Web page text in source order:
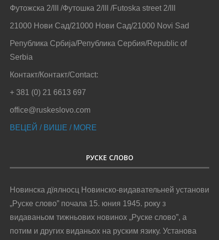
Футожска 2/III /Футошка 2/III /Futoska street 2/III
21000 Нови Сад/21000 Нови Сад/21000 Novi Sad
Република Србија/Република Сербия/Republic of
Serbia
Контакт/Контакт/Contact:
+ 381 (0) 21 6613 697
office@ruskeslovo.com
ВЕЦЕЙ / ВИШЕ / MORE
РУСКЕ СЛОВО
Новинска дїялносц Новинско-видавательней установи
„Руске слово” почала 15. юния 1945. року з
видаваньом тижньових новинох „Руске слово”, а
потим и других виданьох на руским язику. Установа